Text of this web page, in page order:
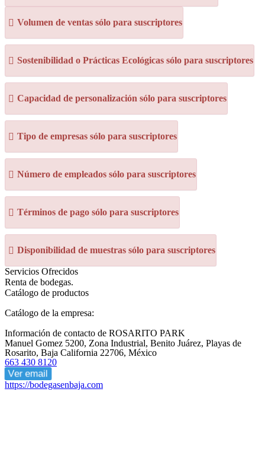
Volumen de ventas sólo para suscriptores
Sostenibilidad o Prácticas Ecológicas sólo para suscriptores
Capacidad de personalización sólo para suscriptores
Tipo de empresas sólo para suscriptores
Número de empleados sólo para suscriptores
Términos de pago sólo para suscriptores
Disponibilidad de muestras sólo para suscriptores
Servicios Ofrecidos
Renta de bodegas.
Catálogo de productos
Catálogo de la empresa:
Información de contacto de ROSARITO PARK
Manuel Gomez 5200, Zona Industrial, Benito Juárez, Playas de
Rosarito, Baja California 22706, México
663 430 8120
Ver email
https://bodegasenbaja.com